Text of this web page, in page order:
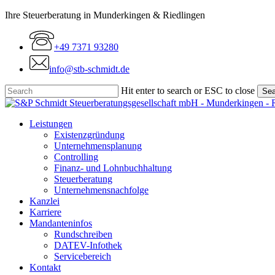
Skip
content
Ihre Steuerberatung in Munderkingen & Riedlingen
+49 7371 93280
info@stb-schmidt.de
Hit enter to search or ESC to close
Close
Menu
Leistungen
Existenzgründung
Unternehmensplanung
Controlling
Finanz- und Lohnbuchhaltung
Steuerberatung
Unternehmensnachfolge
Kanzlei
Karriere
Mandanteninfos
Rundschreiben
DATEV-Infothek
Servicebereich
Kontakt